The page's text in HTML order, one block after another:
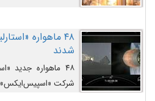
۴۸ ماهواره
شدند
۴۸ ماهواره جدید
شرکت «اسپیس‌ایکس»